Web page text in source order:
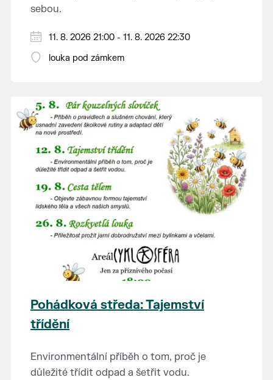
sebou.
V případě nepřízně počasí se promítání ruší.
Kino otevřeno hodinu před promítáním,
11. 8. 2026 21:00 - 11. 8. 2026 22:30
louka pod zámkem
Pohádková středa: Tajemství
třídění
Environmentální příběh o tom, proč je
důležité třídit odpad a šetřit vodu.